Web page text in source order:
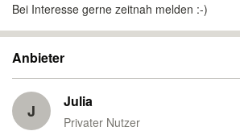
Bei Interesse gerne zeitnah melden :-)
Anbieter
J Julia
Privater Nutzer